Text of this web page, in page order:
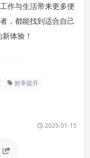
作与生活带来更多便
，都能找到适合自己
体验！
效率提升
2025-01-15